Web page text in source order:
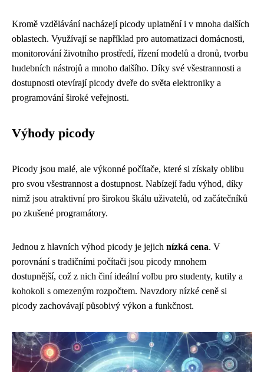
Kromě vzdělávání nacházejí picody uplatnění i v mnoha dalších
oblastech. Využívají se například pro automatizaci domácnosti,
monitorování životního prostředí, řízení modelů a dronů, tvorbu
hudebních nástrojů a mnoho dalšího. Díky své všestrannosti a
dostupnosti otevírají picody dveře do světa elektroniky a
programování široké veřejnosti.
Výhody picody
Picody jsou malé, ale výkonné počítače, které si získaly oblibu
pro svou všestrannost a dostupnost. Nabízejí řadu výhod, díky
nimž jsou atraktivní pro širokou škálu uživatelů, od začátečníků
po zkušené programátory.
Jednou z hlavních výhod picody je jejich nízká cena. V
porovnání s tradičními počítači jsou picody mnohem
dostupnější, což z nich činí ideální volbu pro studenty, kutily a
kohokoli s omezeným rozpočtem. Navzdory nízké ceně si
picody zachovávají působivý výkon a funkčnost.